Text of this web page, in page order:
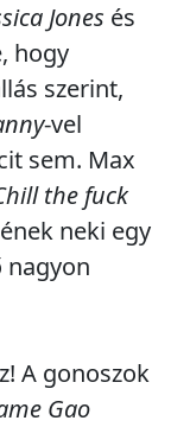
Jones és
hogy
szerint,
-vel
sem. Max
the fuck
neki egy
nagyon
A gonoszok
Gao